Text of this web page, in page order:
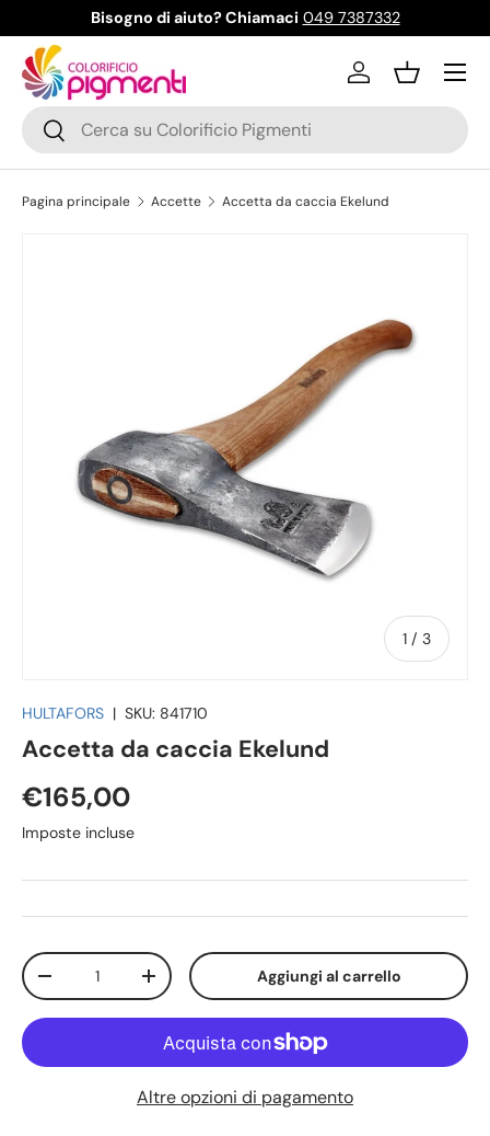
Passa ai contenuti
Bisogno di aiuto? Chiamaci 049 7387332
Cerca
Cerca
AccediCestino
Menu
Pagina principale Accette Accetta da caccia Ekelund
1 / di
3
HULTAFORS | SKU: 841710
Accetta da caccia Ekelund
€165,00
Imposte incluse
Q.tà
-
+ Aggiungi al carrello
Altre opzioni di pagamento